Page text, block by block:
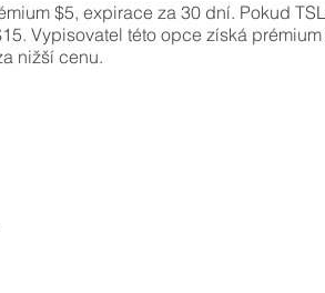
$5, expirace za 30 dní. Pokud
Vypisovatel této opce získá
nižší cenu.